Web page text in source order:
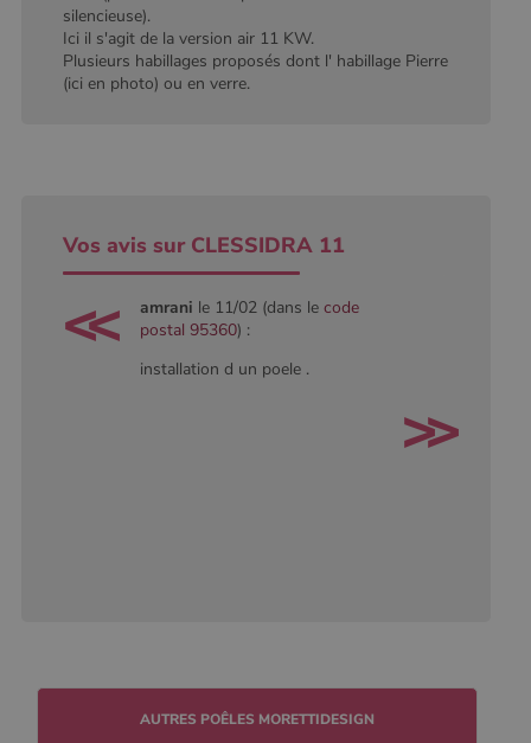
silencieuse).
Ici il s'agit de la version air 11 KW.
Plusieurs habillages proposés dont l' habillage Pierre
(ici en photo) ou en verre.
Vos avis sur CLESSIDRA 11
amrani le 11/02 (dans lecode
postal 95360) :
installation d un poele .
AUTRES POÊLES MORETTIDESIGN